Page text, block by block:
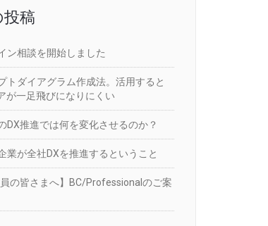
稿
ン相談を開始しました
トダイアグラム作成法。活用すると
が一足飛びになりにくい
DX推進では何を変化させるのか？
業が全社DXを推進するということ
員の皆さまへ】BC/Professionalのご案